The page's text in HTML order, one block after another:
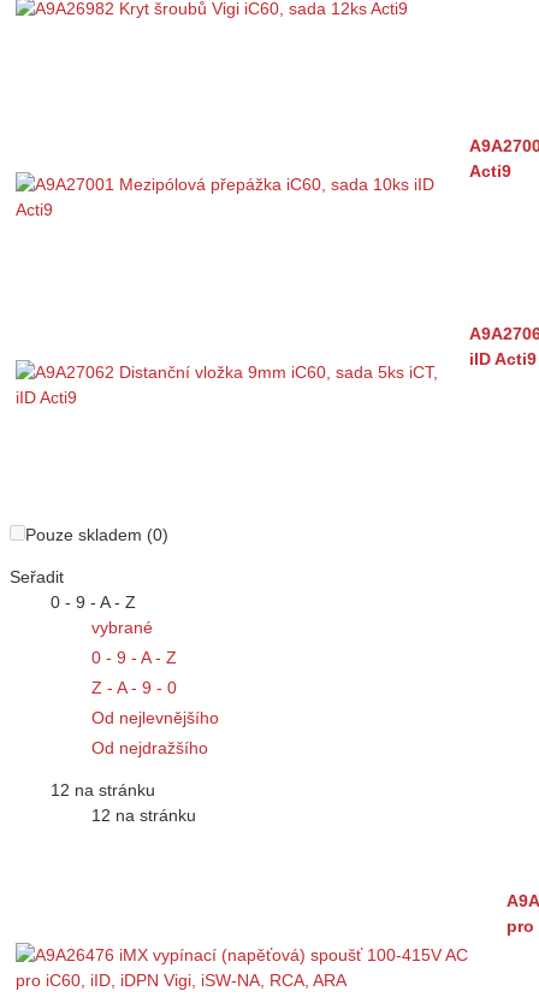
Acti9
iID Acti9
Pouze skladem (0)
Seřadit
0 - 9 - A - Z
vybrané
0 - 9 - A - Z
Z - A - 9 - 0
Od nejlevnějšího
Od nejdražšího
12 na stránku
12 na stránku
pro